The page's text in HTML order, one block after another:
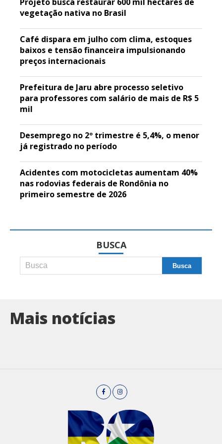
Projeto busca restaurar 600 mil hectares de
vegetação nativa no Brasil
Café dispara em julho com clima, estoques
baixos e tensão financeira impulsionando
preços internacionais
Prefeitura de Jaru abre processo seletivo
para professores com salário de mais de R$ 5
mil
Desemprego no 2º trimestre é 5,4%, o menor
já registrado no período
Acidentes com motocicletas aumentam 40%
nas rodovias federais de Rondônia no
primeiro semestre de 2026
BUSCA
Mais notícias